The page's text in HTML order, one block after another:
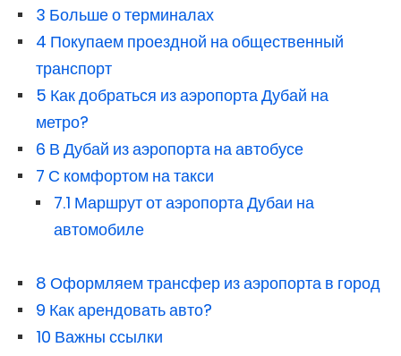
3 Больше о терминалах
4 Покупаем проездной на общественный
транспорт
5 Как добраться из аэропорта Дубай на
метро?
6 В Дубай из аэропорта на автобусе
7 С комфортом на такси
7.1 Маршрут от аэропорта Дубаи на
автомобиле
8 Оформляем трансфер из аэропорта в город
9 Как арендовать авто?
10 Важны ссылки